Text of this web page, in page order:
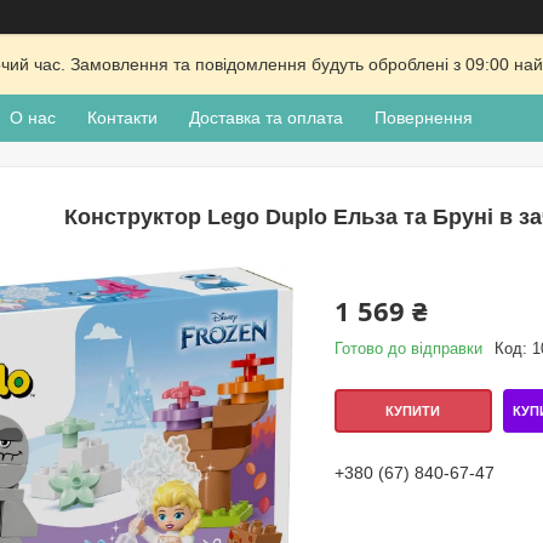
час. Замовлення та повідомлення будуть оброблені з 09:00
О нас Контакти Доставка та оплата Повернення
Конструктор Lego Duplo Ельза та Бруні в
1 569 ₴
Готово до відправки Код:
КУПИТИ
+380 (67) 840-67-47